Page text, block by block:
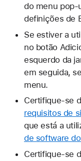
do menu pop-
definições de
Se estiver a
no botão
esquerdo da
em seguida,
menu.
Certifique-se
requisitos de
que está a
de software
Certifique-se